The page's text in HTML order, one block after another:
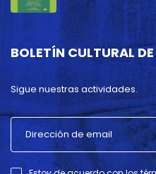
BOLETÍN CULTURAL
Sigue nuestras actividades.